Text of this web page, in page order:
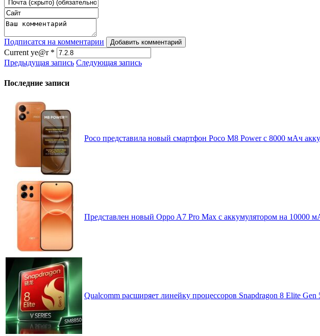
Подписатся на комментарии Добавить комментарий
Current ye@r *
Предыдущая запись Следующая запись
Последние записи
Poco представила новый смартфон Poco M8 Power с 8000 мАч
Представлен новый Oppo A7 Pro Max с аккумулятором на 10000
Qualcomm расширяет линейку процессоров Snapdragon 8 Elite